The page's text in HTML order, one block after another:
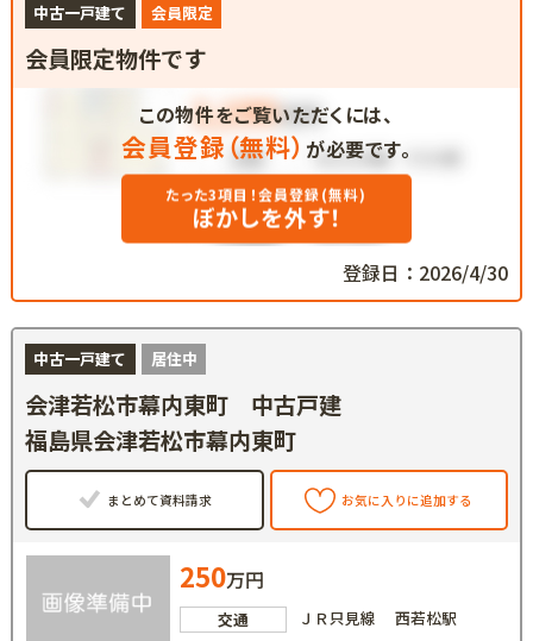
中古一戸建て 会員限定
会員限定物件です
この物件をご覧いただくには、
会員登録（無料） が必要です。
たった3項目！会員登録(無料)
ぼかしを外す！
登録日：2026/4/30
中古一戸建て 居住中
会津若松市幕内東町 中古戸建
福島県会津若松市幕内東町
まとめて資料請求 お気に入りに追加する
250万円
交通 ＪＲ只見線 西若松駅